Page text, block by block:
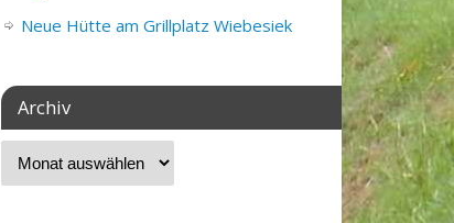
Neue Hütte am Grillplatz Wiebesiek
Archiv